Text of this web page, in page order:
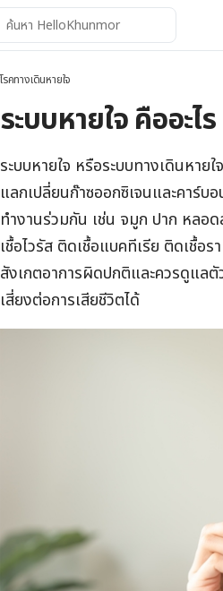
โรคทางเดินหายใจ
ระบบหายใจ คืออะไ
ระบบหายใจ หรือระบบทางเดินหาย
แลกเปลี่ยนก๊าซออกซิเจนและคาร์บ
ทำงานร่วมกัน เช่น จมูก ปาก หลอ
เชื้อไวรัส ติดเชื้อแบคทีเรีย ติดเชื้อ
สังเกตอาการผิดปกติและควรดูแล
เสี่ยงต่อการเสียชีวิตได้